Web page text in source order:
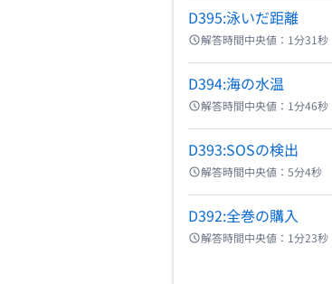
D395:泳いだ距離
解答時間中央値： 1分31秒
D394:海の水温
解答時間中央値： 1分46秒
D393:SOSの検出
解答時間中央値： 5分4秒
D392:全巻の購入
解答時間中央値： 1分23秒